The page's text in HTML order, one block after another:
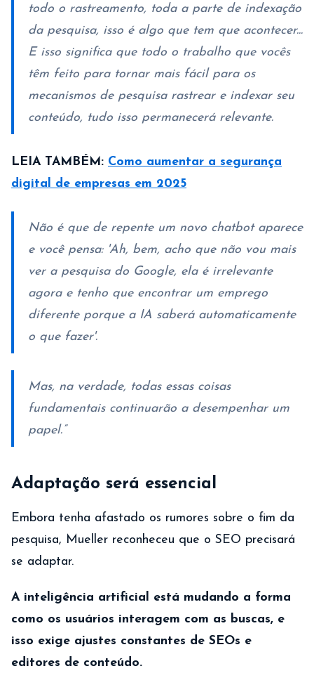
todo o rastreamento, toda a parte de indexação
da pesquisa, isso é algo que tem que acontecer...
E isso significa que todo o trabalho que vocês
têm feito para tornar mais fácil para os
mecanismos de pesquisa rastrear e indexar seu
conteúdo, tudo isso permanecerá relevante.
LEIA TAMBÉM: Como aumentar a segurança
digital de empresas em 2025
Não é que de repente um novo chatbot aparece
e você pensa: 'Ah, bem, acho que não vou mais
ver a pesquisa do Google, ela é irrelevante
agora e tenho que encontrar um emprego
diferente porque a IA saberá automaticamente
o que fazer'.
Mas, na verdade, todas essas coisas
fundamentais continuarão a desempenhar um
papel.”
Adaptação será essencial
Embora tenha afastado os rumores sobre o fim da
pesquisa, Mueller reconheceu que o SEO precisará
se adaptar.
A inteligência artificial está mudando a forma
como os usuários interagem com as buscas, e
isso exige ajustes constantes de SEOs e
editores de conteúdo.